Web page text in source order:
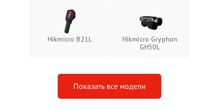
Hikmicro B21L
Hikmicro Gryphon
GH50L
Показать все модели